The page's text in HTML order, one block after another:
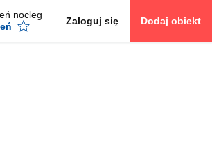
nocleg
Zaloguj się Dodaj obiekt